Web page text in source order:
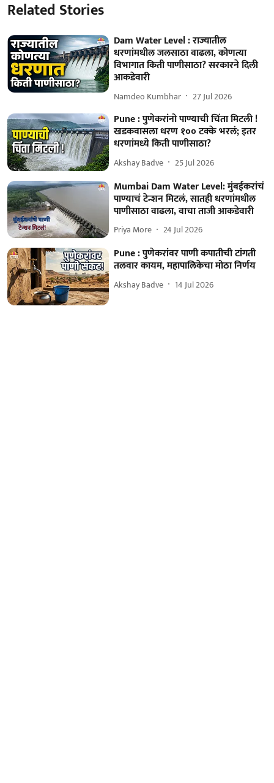
Related Stories
Dam Water Level : राज्यातील
धरणांमधील जलसाठा वाढला, कोणत्या
विभागात किती पाणीसाठा? सरकारने दिली
आकडेवारी
Namdeo Kumbhar 27 Jul 2026
Pune : पुणेकरांनो पाण्याची चिंता मिटली !
खडकवासला धरण १०० टक्के भरलं; इतर
धरणांमध्ये किती पाणीसाठा?
Akshay Badve 25 Jul 2026
Mumbai Dam Water Level: मुंबईकरांचं
पाण्याचं टेन्शन मिटलं, सातही धरणांमधील
पाणीसाठा वाढला, वाचा ताजी आकडेवारी
Priya More 24 Jul 2026
Pune : पुणेकरांवर पाणी कपातीची टांगती
तलवार कायम, महापालिकेचा मोठा निर्णय
Akshay Badve 14 Jul 2026